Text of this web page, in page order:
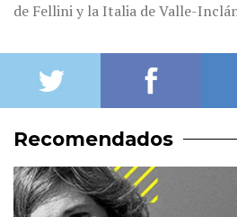
de Fellini y la Italia de Valle-
Recomendados